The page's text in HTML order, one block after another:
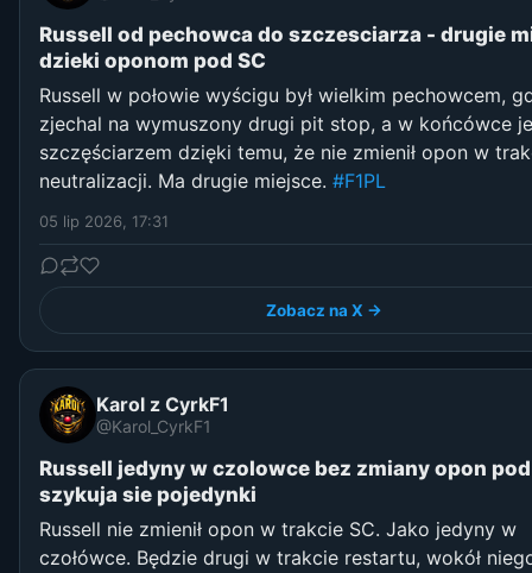
Russell od pechowca do szczesciarza - drugie
dzieki oponom pod SC
Russell w połowie wyścigu był wielkim pechowcem,
zjechal na wymuszony drugi pit stop, a w końcówce
szczęściarzem dzięki temu, że nie zmienił opon w
neutralizacji. Ma drugie miejsce. #F1PL
05 lip 2026, 17:31
Zobacz na X →
Karol z CyrkF1
@Karol_CyrkF1
Russell jedyny w czolowce bez zmiany opon pod
szykuja sie pojedynki
Russell nie zmienił opon w trakcie SC. Jako jedyny w
czołówce. Będzie drugi w trakcie restartu, wokół